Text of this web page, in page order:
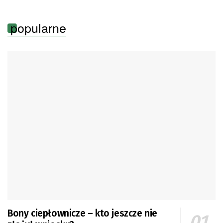
popularne
Bony ciepłownicze – kto jeszcze nie